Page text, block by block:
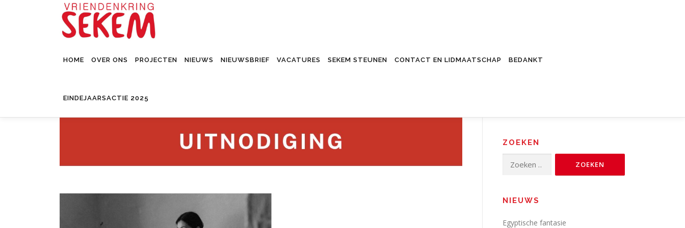
HOME OVER ONS PROJECTEN NIEUWS NIEUWSBRIEF VACATURES SEKEM STEUNEN CONTACT EN LIDMAATSCHAP BEDANKT
EINDEJAARSACTIE 2025
ZOEKEN
naar:
NIEUWS
Egyptische fantasie